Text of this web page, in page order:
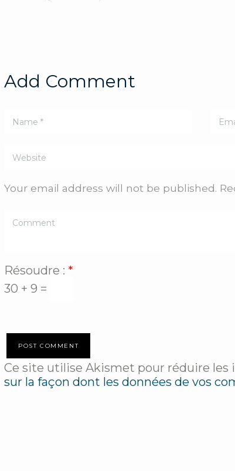
Add Comment
Your email address will not be published.
Résoudre : *
30 + 9 =
Ce site utilise Akismet pour réduire les
sur la façon dont les données de vos